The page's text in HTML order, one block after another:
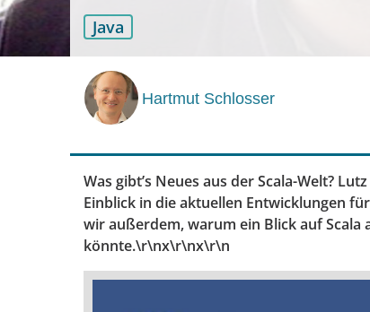
Java
Hartmut Schlosser
Was gibt’s Neues aus der Scala-Welt?
Einblick in die aktuellen Entwicklungen
wir außerdem, warum ein Blick auf Scala
könnte.\r\nx\r\nx\r\n